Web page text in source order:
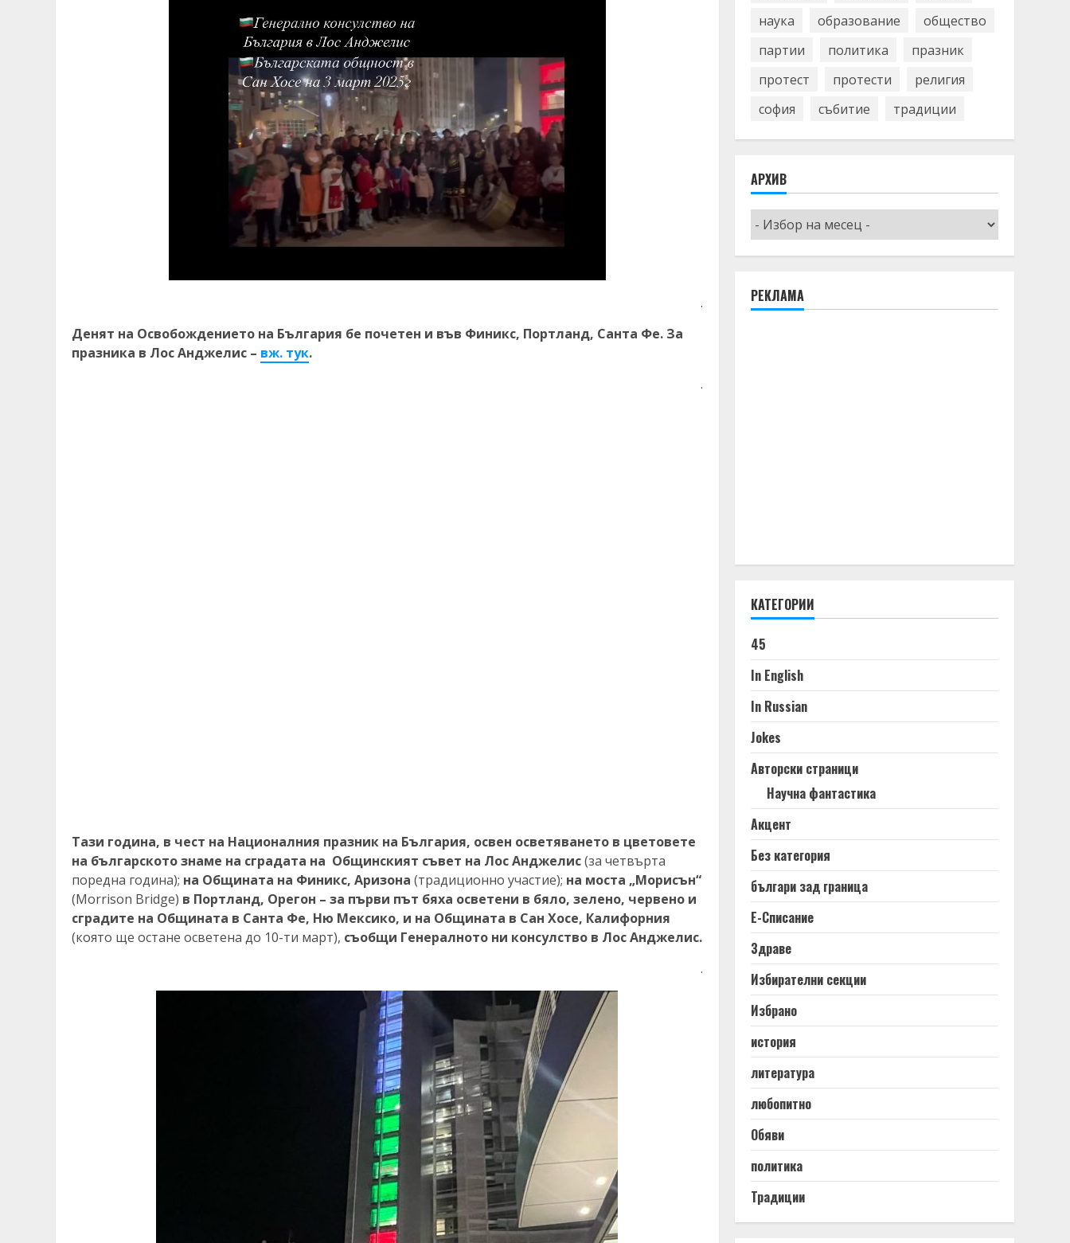
.
Денят на Освобождението на България бе почетен и във Финикс, Портланд, Санта Фе. За
празника в Лос Анджелис – вж. тук.
.
Тази година, в чест на Националния празник на България, освен осветяването в цветовете
на българското знаме на сградата на Общинският съвет на Лос Анджелис(за четвърта
поредна година); на Общината на Финикс, Аризона (традиционно участие); на моста „Морисън“
(Morrison Bridge) в Портланд, Орегон – за първи път бяха осветени в бяло, зелено, червено и
сградите на Общината в Санта Фе, Ню Мексико, и на Общината в Сан Хосе, Калифорния
(която ще остане осветена до 10-ти март), съобщи Генералното ни консулство в Лос Анджелис.
.
Българи във Великобритания
ДАБЧ
ЕС МВнР
Македония
Русия
САЩ
Украйна
Чикаго
българи в Сърбия
българи в Украйна
българо-американски
емиграция
закон
избори
изложба
икономика
интервю
история
книга
конкурс
корупция
културно
медии
наука
партии
протест
протести
софия
АРХИВ
Архив
РЕКЛАМА